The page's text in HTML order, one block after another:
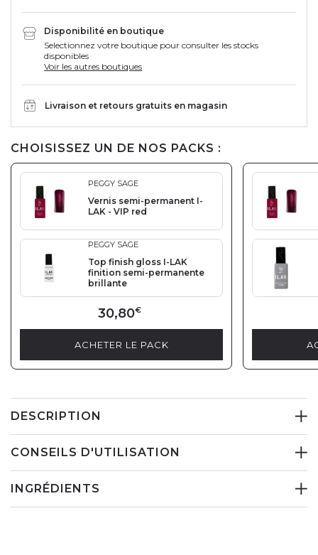
Disponibilité en boutique
Selectionnez votre boutique pour consulter les stocks
disponibles
Voir les autres boutiques
Livraison et retours gratuits en magasin
CHOISISSEZ UN DE NOS PACKS :
PEGGY SAGE
Vernis semi-permanent I-
LAK - VIP red
PEGGY SAGE
Top finish gloss I-LAK
finition semi-permanente
brillante
30,80€
ACHETER LE PACK
DESCRIPTION
CONSEILS D'UTILISATION
INGRÉDIENTS